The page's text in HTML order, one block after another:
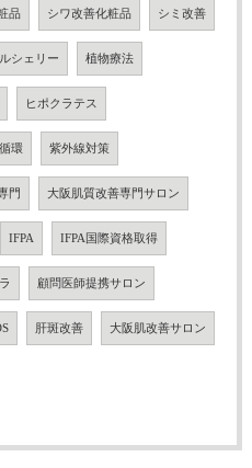
品 シワ改善化粧品 シミ改善
シェリー 植物療法
ヒポクラテス
環 紫外線対策
門 大阪肌質改善専門サロン
IFPA IFPA国際資格取得
顧問医師提携サロン
肝斑改善 大阪肌改善サロン